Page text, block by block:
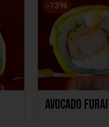
-13%
Avocado Furai